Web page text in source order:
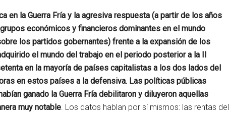
en la Guerra Fría y la agresiva respuesta (a partir de los años
económicos y financieros dominantes en el mundo
los partidos gobernantes) frente a la expansión de los
el mundo del trabajo en el periodo posterior a la II
en la mayoría de países capitalistas a los dos lados del
en estos países a la defensiva. Las políticas públicas
ganado la Guerra Fría debilitaron y diluyeron aquellas
muy notable. Los datos hablan por sí mismos: las rentas del